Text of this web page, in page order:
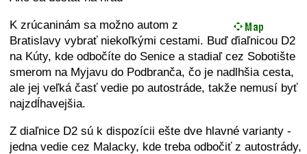
K zrúcaninám sa možno autom z
Bratislavy vybrať niekoľkými cestami. Buď ďiaľnicou D2
na Kúty, kde odbočíte do Senice a stadiaľ cez Sobotište
smerom na Myjavu do Podbranča, čo je nadlhšia cesta,
ale jej veľká časť vedie po autostráde, takže nemusí byť
najzdĺhavejšia.
Z diaľnice D2 sú k dispozícii ešte dve hlavné varianty -
jedna vedie cez Malacky, kde treba odbočiť z autostrády,